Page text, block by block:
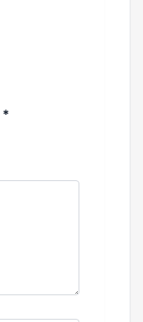
*